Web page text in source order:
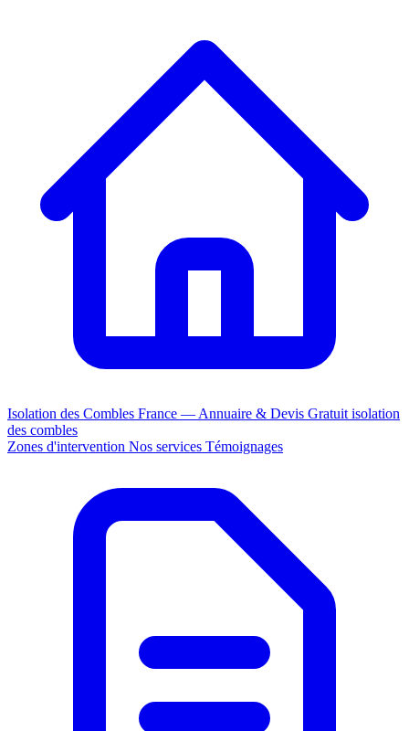
Isolation des Combles France — Annuaire & Devis Gratuit isolation
des combles
Zones d'intervention Nos services Témoignages